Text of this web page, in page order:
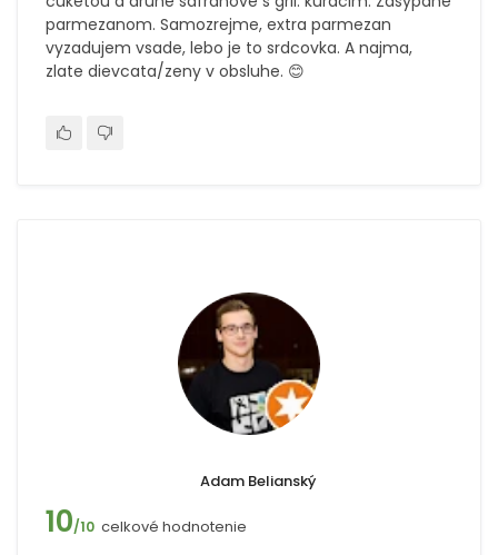
parmezanom. Samozrejme, extra parmezan
vyzadujem vsade, lebo je to srdcovka. A najma,
zlate dievcata/zeny v obsluhe. 😊
Adam Belianský
10/10 celkové hodnotenie